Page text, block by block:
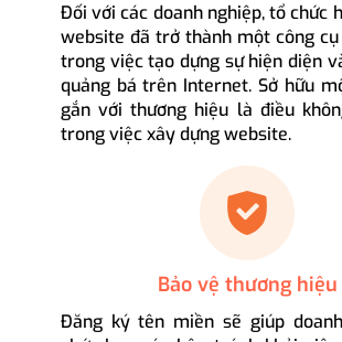
Đối với các doanh nghiệp, tổ chức
website đã trở thành một công
trong việc tạo dựng sự hiện diện
quảng bá trên Internet. Sở hữu
gắn với thương hiệu là điều
trong việc xây dựng website.
Bảo vệ thương hiệu
Đăng ký tên miền sẽ giúp